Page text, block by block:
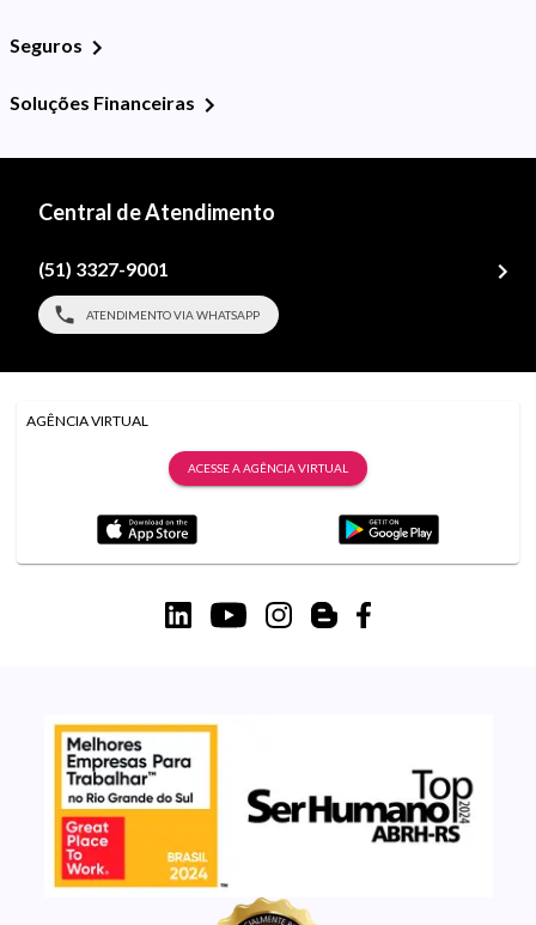
Seguros
Soluções Financeiras
Central de Atendimento
(51) 3327-9001
ATENDIMENTO VIA WHATSAPP
AGÊNCIA VIRTUAL
ACESSE A AGÊNCIA VIRTUAL